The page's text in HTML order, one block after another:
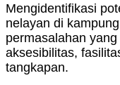
Mengidentifikasi
nelayan di
permasalahan
aksesibilitas,
tangkapan.